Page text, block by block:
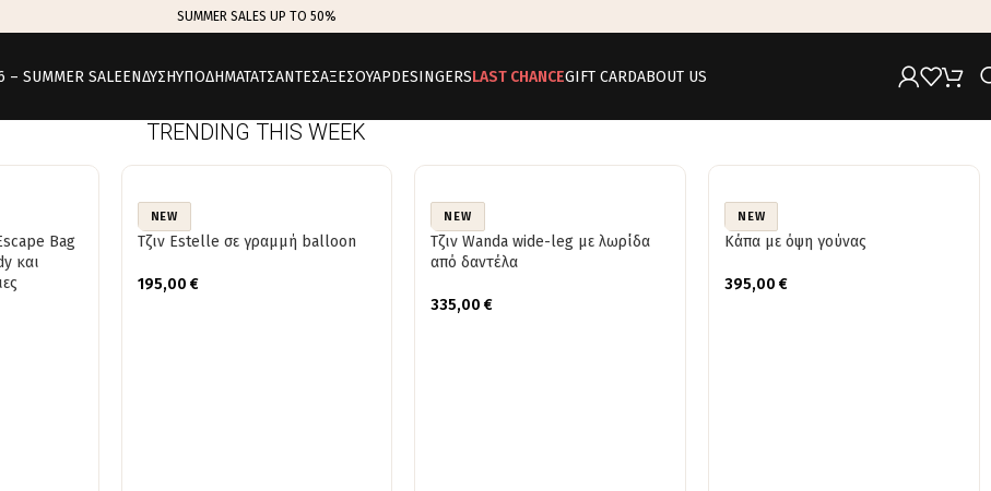
SUMMER SALES UP TO 50%
– SUMMER SALEΕΝΔΥΣΗΥΠΟΔΗΜΑΤΑΤΣΑΝΤΕΣΑΞΕΣΟΥΑΡDESINGERSLAST CHANCEGIFT CARDABOUT US
TRENDING THIS WEEK
Bag
και
NEW
Τζιν Estelle σε γραμμή balloon
195,00 €
NEW
Τζιν Wanda wide-leg με λωρίδα
από δαντέλα
335,00€
NEW
Κάπα με όψη γούνας
395,00€